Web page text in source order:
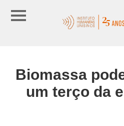
Biomassa
um terço da